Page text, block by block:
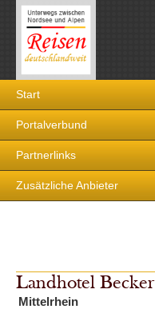
deutschlandweit
Start
Portalverbund
Partnerlinks
Zusätzliche Anbieter
Landhotel Becker
Mittelrhein